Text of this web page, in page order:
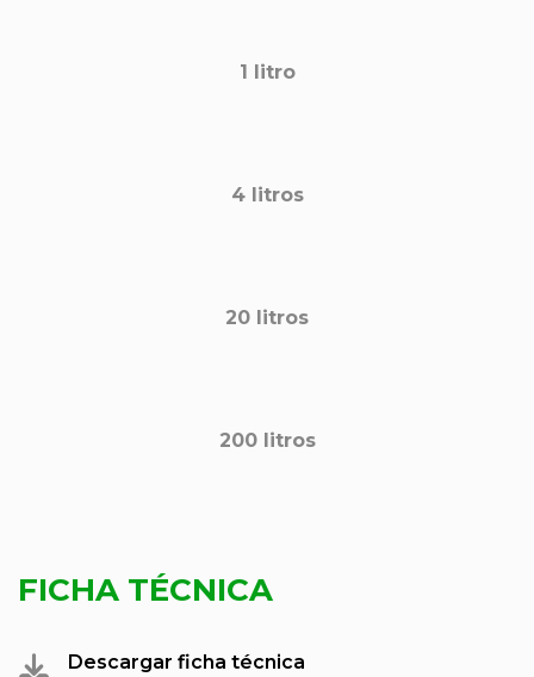
1 litro
4 litros
20 litros
200 litros
FICHA TÉCNICA
Descargar ficha técnica